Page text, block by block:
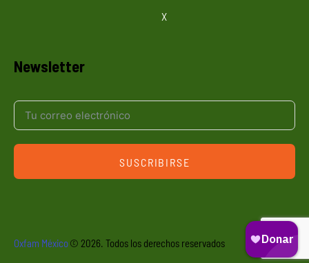
X
Newsletter
SUSCRIBIRSE
Oxfam México© 2026. Todos los derechos reservados